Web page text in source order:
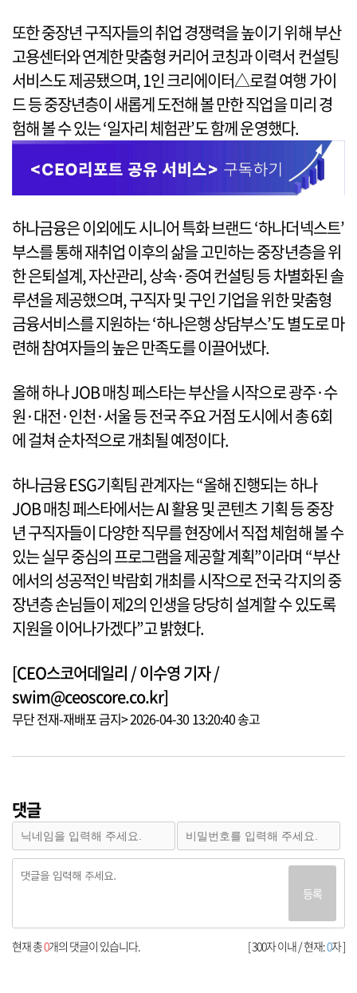
또한 중장년 구직자들의 취업 경쟁력을 높이기 위해 부산
고용센터와 연계한 맞춤형 커리어 코칭과 이력서 컨설팅
서비스도 제공됐으며, 1인 크리에이터△로컬 여행 가이
드 등 중장년층이 새롭게 도전해 볼 만한 직업을 미리 경
험해 볼 수 있는 ‘일자리 체험관’도 함께 운영했다.
하나금융은 이외에도 시니어 특화 브랜드 ‘하나더넥스트’
부스를 통해 재취업 이후의 삶을 고민하는 중장년층을 위
한 은퇴설계, 자산관리, 상속·증여 컨설팅 등 차별화된 솔
루션을 제공했으며, 구직자 및 구인 기업을 위한 맞춤형
금융서비스를 지원하는 ‘하나은행 상담부스’도 별도로 마
련해 참여자들의 높은 만족도를 이끌어냈다.
올해 하나 JOB 매칭 페스타는 부산을 시작으로 광주·수
원·대전·인천·서울 등 전국 주요 거점 도시에서 총 6회
에 걸쳐 순차적으로 개최될 예정이다.
하나금융 ESG기획팀 관계자는 “올해 진행되는 하나
JOB 매칭 페스타에서는 AI 활용 및 콘텐츠 기획 등 중장
년 구직자들이 다양한 직무를 현장에서 직접 체험해 볼 수
있는 실무 중심의 프로그램을 제공할 계획”이라며 “부산
에서의 성공적인 박람회 개최를 시작으로 전국 각지의 중
장년층 손님들이 제2의 인생을 당당히 설계할 수 있도록
지원을 이어나가겠다”고 밝혔다.
[CEO스코어데일리 / 이수영 기자 /
swim@ceoscore.co.kr]
무단 전재-재배포 금지> 2026-04-30 13:20:40 송고
댓글
등록
[ 300자 이내 / 현재:0자 ]
현재 총0개의 댓글이 있습니다.